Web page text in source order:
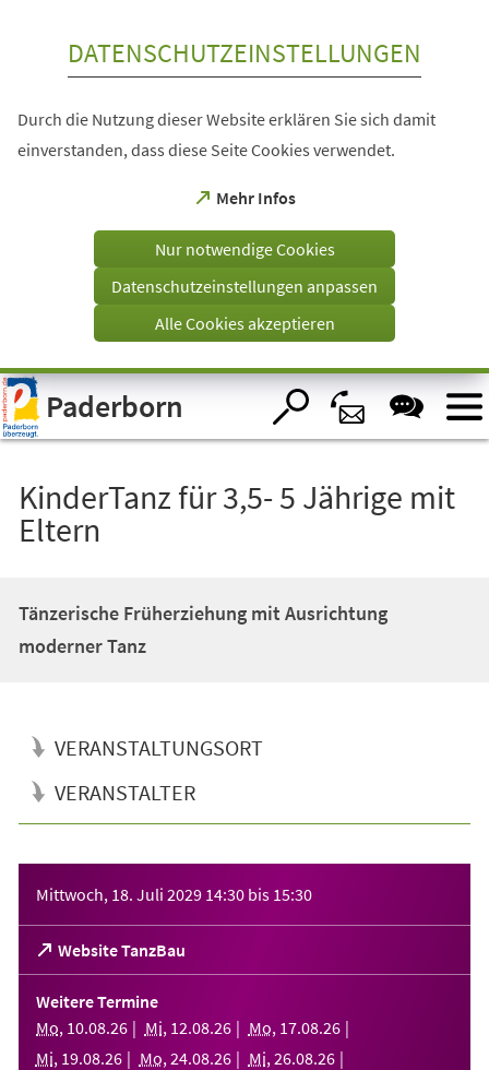
Visuelle
Assistenzsoftware
öffnen.
DATENSCHUTZEINSTELLUNGEN
Durch die Nutzung dieser Website erklären Sie sich damit
einverstanden, dass diese Seite Cookies verwendet.
Mehr Infos
(Öffnet
einem
Tab)
Nur notwendige Cookies
Datenschutzeinstellungen anpassen
Alle Cookies akzeptieren
Paderborn
KinderTanz für 3,5- 5 Jährige mit
Eltern
Tänzerische Früherziehung mit Ausrichtung
moderner Tanz
VERANSTALTUNGSORT
VERANSTALTER
Mittwoch, 18. Juli 2029 14:30 bis 15:30
Website TanzBau
(Öffnet
in
einem
neuen
Tab)
Weitere Termine
Mo, 10.08.26 Mi, 12.08.26 Mo, 17.08.26
Mi, 19.08.26 Mo, 24.08.26 Mi, 26.08.26